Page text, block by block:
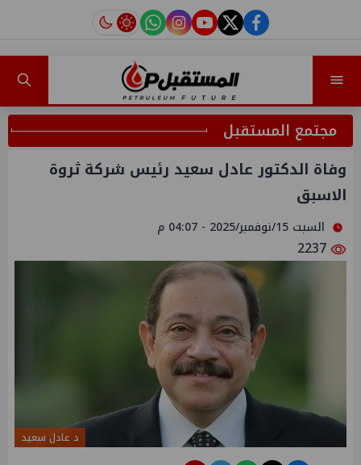
facebook
twitter
youtube
instagram
tiktok
مجتمع المستقبل
وفاة الدكتور عادل سعيد رئيس شركة ثروة
الاسبق
السبت 15/نوفمبر/2025 - 04:07 م
د عادل سعيد